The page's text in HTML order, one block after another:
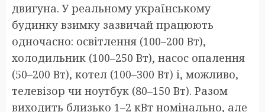
двигуна. У реальному українському
будинку взимку зазвичай працюють
одночасно: освітлення (100–200 Вт),
холодильник (100–250 Вт), насос опалення
(50–200 Вт), котел (100–300 Вт) і, можливо,
телевізор чи ноутбук (80–150 Вт). Разом
виходить близько 1–2 кВт номінально, але